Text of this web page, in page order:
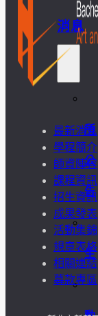
消息
所
公
告
生
最新消息
學程簡介
師資陣容
課程資訊
招生資訊
成果發表
活動集錦
規章表格
相關連結
募款專區